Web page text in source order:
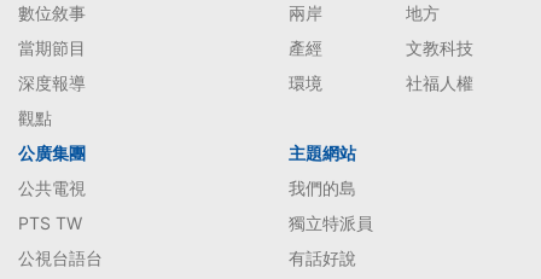
數位敘事
當期節目
深度報導
觀點
兩岸
地方
產經
文教科技
環境
社福人權
公廣集團
公共電視
PTS TW
公視台語台
主題網站
我們的島
獨立特派員
有話好說